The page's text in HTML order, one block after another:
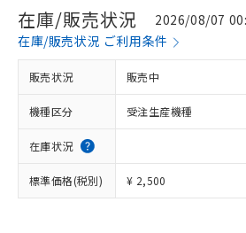
在庫/販売状況
2026/08/07
在庫/販売状況 ご利用条件
販売状況 販売中
機種区分 受注生産機種
在庫状況
標準価格(税別) ¥ 2,500